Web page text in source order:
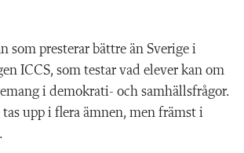
som presterar bättre än Sverige i
ICCS, som testar vad elever kan om
i demokrati- och samhällsfrågor.
upp i flera ämnen, men främst i